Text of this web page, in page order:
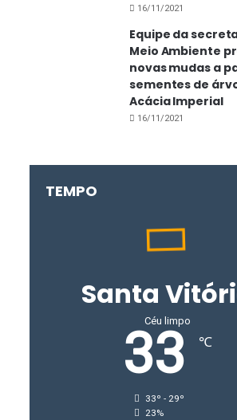
16/11/2021
Equipe da
Meio Ambiente
novas mudas a
sementes de
Acácia Imperial
16/11/2021
TEMPO
Santa
Céu limpo
33 ℃
33º - 29º
23%